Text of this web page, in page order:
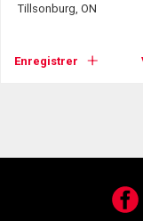
Tillsonburg, ON
Enregistrer